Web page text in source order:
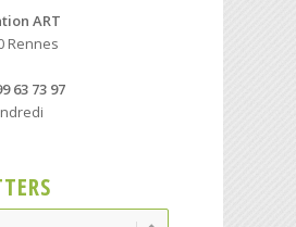
ART
Rennes
63 73 97